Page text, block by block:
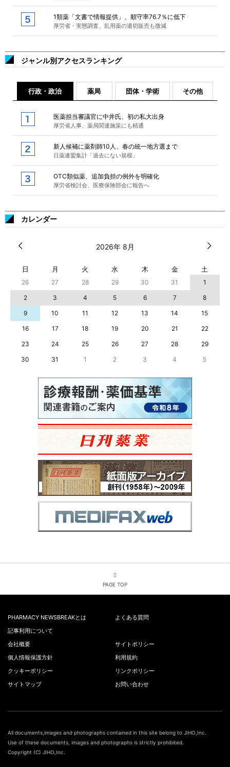
1類薬「文書で情報提供」、順守率76.7％に低下
厚労省・実態調査、乱用薬の適切販売も微減
ジャンル別アクセスランキング
行政・政治 薬局 団体・学術 その他
医薬担当審議官に中井氏、初の私大出身
厚労省人事、薬局関連施策にも精通
新人候補に薬剤師10人、春の統一地方選まで
日薬連盟集計「過去にない規模」
OTC類似薬、追加負担の例外を明確化
厚労省検討会、医療保険部会に報告へ
カレンダー
2026年 8月
日 月 火 水 木 金 土
26 27 28 29 30 31
1
2
3 4 5 6 7
8
9
10 11 12 13 14
15
16
17 18 19 20 21
22
23
24 25 26 27 28
29
30
31 1 2 3 4 5
PAGE TOP
PHARMACY NEWSBREAKとは
よくある質問
記事利用について
会社概要
サイトポリシー
個人情報保護方針
利用規約
クッキーポリシー
リンクポリシー
サイトマップ
お問い合わせ
All documents,images and photographs contained in this site belong to JIHO,Inc.
Use of these documents, images and photographs is strictly prohibited.
Copyright (C) JIHO,Inc.